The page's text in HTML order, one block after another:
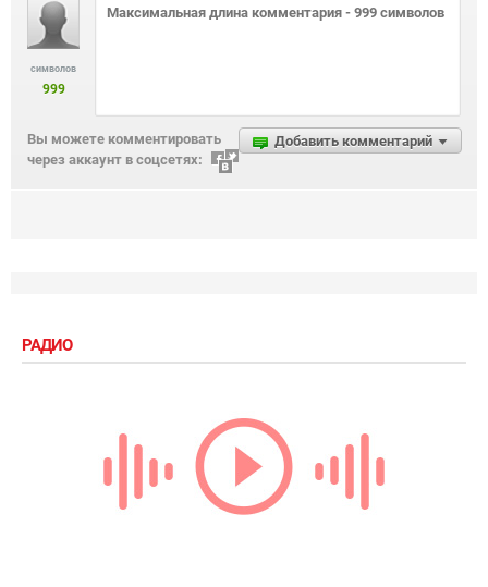
символов
999
Добавить комментарий
Вы можете комментировать
через аккаунт в соцсетях:
РАДИО